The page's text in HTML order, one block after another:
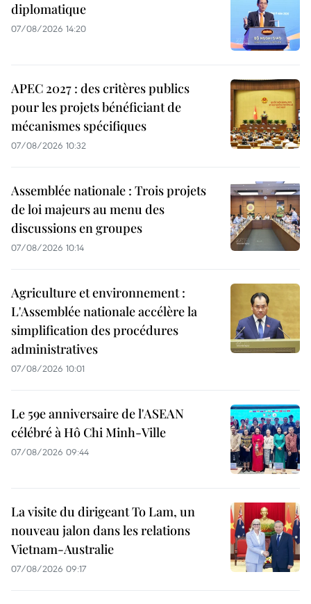
diplomatique
07/08/2026 14:20
APEC 2027 : des critères publics
pour les projets bénéficiant de
mécanismes spécifiques
07/08/2026 10:32
Assemblée nationale : Trois projets
de loi majeurs au menu des
discussions en groupes
07/08/2026 10:14
Agriculture et environnement :
L'Assemblée nationale accélère la
simplification des procédures
administratives
07/08/2026 10:01
Le 59e anniversaire de l'ASEAN
célébré à Hô Chi Minh-Ville
07/08/2026 09:44
La visite du dirigeant To Lam, un
nouveau jalon dans les relations
Vietnam-Australie
07/08/2026 09:17